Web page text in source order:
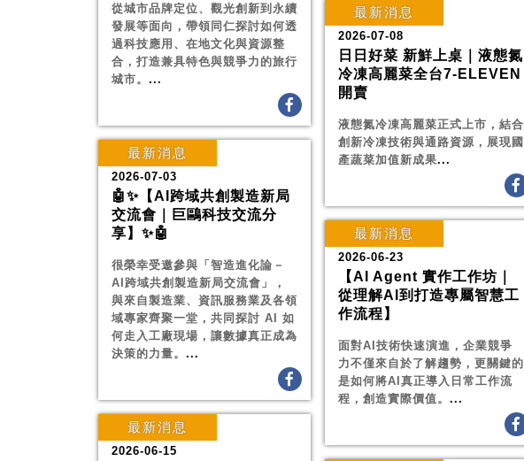
從城市品牌定位、觀光創新到永續
發展等面向，帶領同仁探討如何透
過科技應用、在地文化與資源整
合，打造兼具特色與競爭力的旅行
城市。 ...
最新消息
2026-07-08
日日好菜 新鮮上桌｜液態氮
冷凍高麗菜全台7-ELEVEN
開賣
液態氮冷凍高麗菜正式上市，結合
創新冷凍技術與通路資源，展現國
產蔬菜加值新成果...
最新消息
2026-07-03
🤖✨【AI跨域共創製造新局
交流會｜巨鷗科技交流分
享】✨🤖
很榮幸受邀參與「智造進化論－
AI跨域共創製造新局交流會」，
與來自製造業、資訊服務業及各領
域專家齊聚一堂，共同探討 AI 如
何走入工廠現場，讓數據真正成為
決策的力量。 ...
最新消息
2026-06-23
【AI Agent 實作工作坊｜
從理解AI到打造專屬智慧工
作流程】
面對AI技術快速演進，企業競爭
力不僅來自於了解趨勢，更關鍵的
是如何將AI真正導入日常工作流
程，創造實際價值。 ...
最新消息
2026-06-15